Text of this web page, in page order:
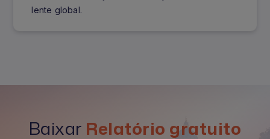
lente global.
Baixar Relatório gratuito